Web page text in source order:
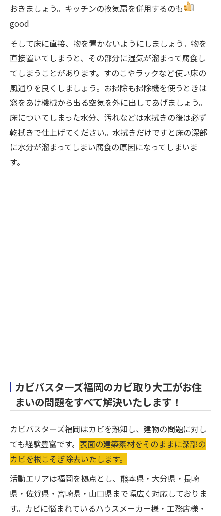
おきましょう。キッチンの換気扇を併用するのも
good
そして床に直接、物を置かないようにしましょう。物を
直接置いてしまうと、その部分に湿気が溜まって腐食し
てしまうことがあります。すのこやラックなど使い床の
風通りを良くしましょう。お掃除も掃除機を使うときは
窓をあけ機械から出る空気を外に出してあげましょう。
床についてしまった水分、汚れなどは水拭きの後は必ず
乾拭きで仕上げてください。水拭きだけですと床の深部
に水分が溜まってしまい腐食の原因になってしまいま
す。
カビバスターズ福岡のカビ取り大工がお住
まいの問題をすべて解決いたします！
カビバスターズ福岡はカビを熟知し、建物の問題に対し
ても経験豊富です。 表面の建築素材をそのままに深部の
カビを根こそぎ除去いたします。
活動エリアは福岡を拠点とし、熊本県・大分県・長崎
県・佐賀県・宮崎県・山口県まで幅広く対応しておりま
す。カビに悩まれているハウスメーカー様・工務店様・